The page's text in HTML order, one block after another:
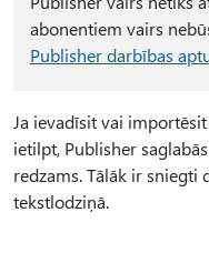
abonentiem vairs
Publisher darbības
Ja ievadīsit vai
ietilpt, Publisher
redzams. Tālāk ir sniegti
tekstlodziņā.